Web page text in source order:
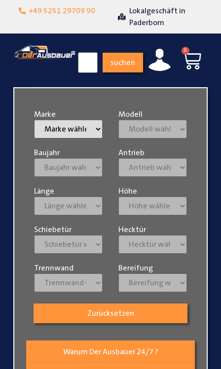
+49 5251 29709 90
Lokalgeschäft in
Über 15 Jahre Erfahrung
suchen
0
Warum Der Ausbauer 24/7 ?
Marke Modell
Baujahr Antrieb
Länge Höhe
Schiebetür Hecktür
Trennwand Bereifung
Zurücksetzen